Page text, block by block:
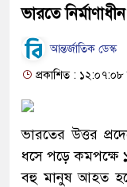
ভারতে
আন্তর্জাতিক ডেস্ক
প্রকাশিত : ১২:০৭:০৮
ভারতের উত্তর
ধসে পড়ে কমপক্ষে
বহু মানুষ আহত